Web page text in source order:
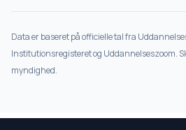
Data er baseret på officielle tal fra
Institutionsregisteret og Uddannelseszoom.
myndighed.